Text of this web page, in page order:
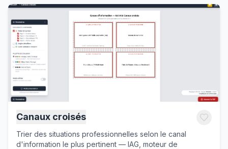
Canaux croisés
Trier des situations professionnelles selon le canal
d'information le plus pertinent — IAG, moteur de